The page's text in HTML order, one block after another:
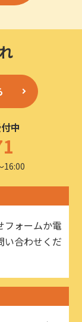
中
16:00
フォームか電
い合わせくだ